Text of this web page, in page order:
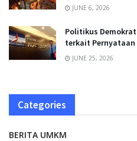
JUNE 6, 2026
Politikus
terkait Pernyataan
JUNE 25, 2026
Categories
BERITA UMKM